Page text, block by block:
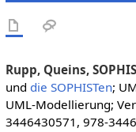
Rupp, Queins,
und die SOPHISTen;
UML-Modellierung;
3446430571, 978-